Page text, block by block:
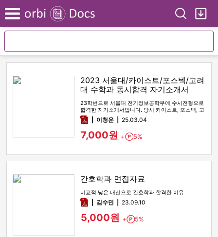
Menu Search
2023 서울대/카이스트/포스텍/고려
대 수학과 동시합격 자기소개서
23학번으로 서울대 전기정보공학부에 수시전형으로
합격한 자기소개서입니다. 당시 카이스트, 포스텍, 고
려대 수학과에도 전부 최…
pdf이청운 25.03.04
7,000원 + Point
5%
간호학과 면접자료
비교적 낮은 내신으로 간호학과 합격한 이유
pdf김수민 23.09.10
5,000원 + Point
5%